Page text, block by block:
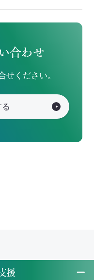
合わせ
せください。
援